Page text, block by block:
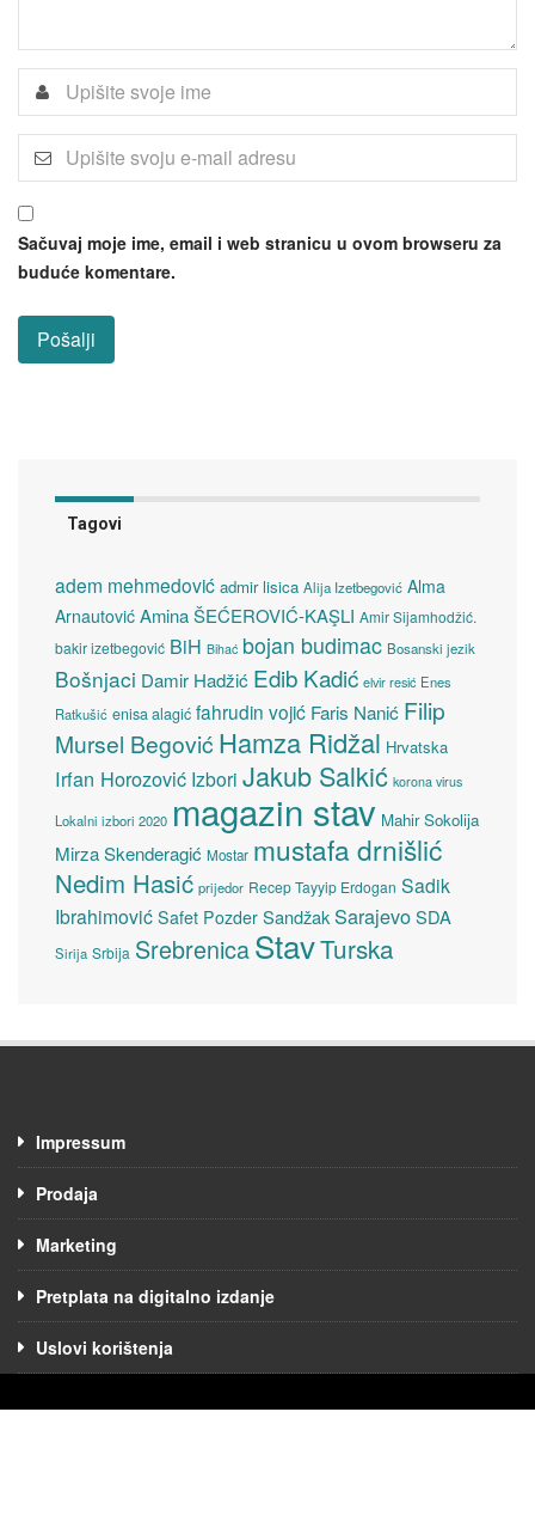
Sačuvaj moje ime, email i web stranicu u ovom browseru za
buduće komentare.
Tagovi
adem mehmedović admir lisica Alija Izetbegović Alma
Arnautović Amina ŠEĆEROVIĆ-KAŞLI Amir Sijamhodžić.
bakir izetbegović BiH Bihać bojan budimac Bosanski jezik
Bošnjaci Damir Hadžić Edib Kadić elvir resić Enes
Ratkušić enisa alagić fahrudin vojić Faris Nanić Filip
Mursel Begović Hamza Ridžal Hrvatska
Irfan Horozović Izbori Jakub Salkić korona virus
Lokalni izbori 2020 magazin stav Mahir Sokolija
Mirza Skenderagić Mostar mustafa drnišlić
Nedim Hasić prijedor Recep Tayyip Erdogan Sadik
Ibrahimović Safet Pozder SandžakSarajevoSDA
Sirija Srbija SrebrenicaStavTurska
Impressum
Prodaja
Marketing
Pretplata na digitalno izdanje
Uslovi korištenja